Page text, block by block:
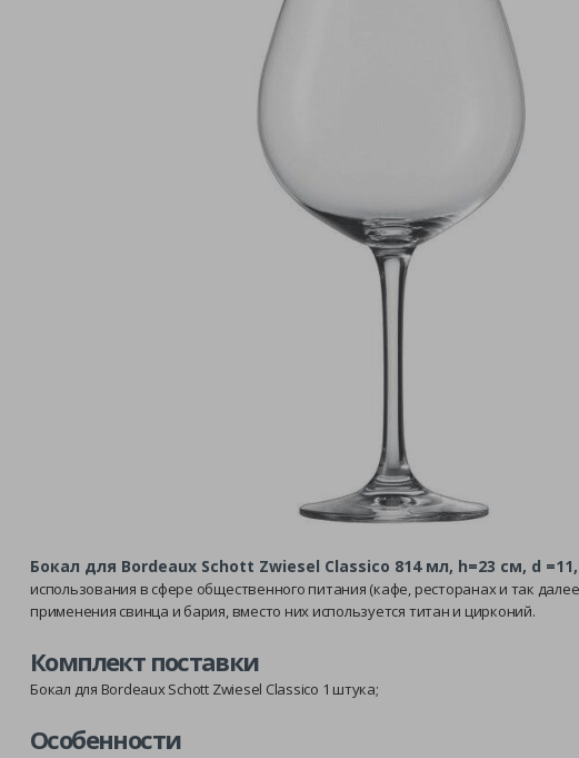
Бокал для Bordeaux Schott Zwiesel Classico 814 мл, h=23 см, d
использования в сфере общественного питания (кафе, ресторанах и так
применения свинца и бария, вместо них используется титан и цирконий.
Комплект поставки
Бокал для Bordeaux Schott Zwiesel Classico 1 штука;
Особенности